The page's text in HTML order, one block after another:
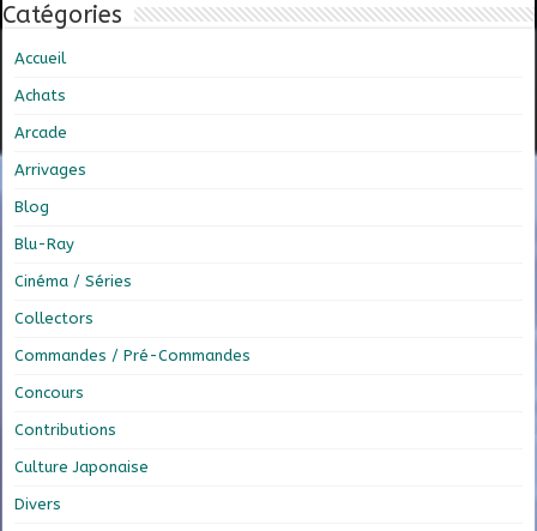
Catégories
Accueil
Achats
Arcade
Arrivages
Blog
Blu-Ray
Cinéma / Séries
Collectors
Commandes / Pré-Commandes
Concours
Contributions
Culture Japonaise
Divers